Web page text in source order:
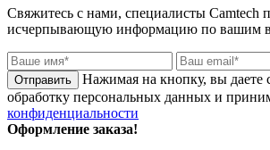
Свяжитесь с нами, специалисты Camtech
исчерпывающую информацию по вашим
Нажимая на кнопку, вы даете
обработку персональных данных и
конфиденциальности
Оформление заказа!